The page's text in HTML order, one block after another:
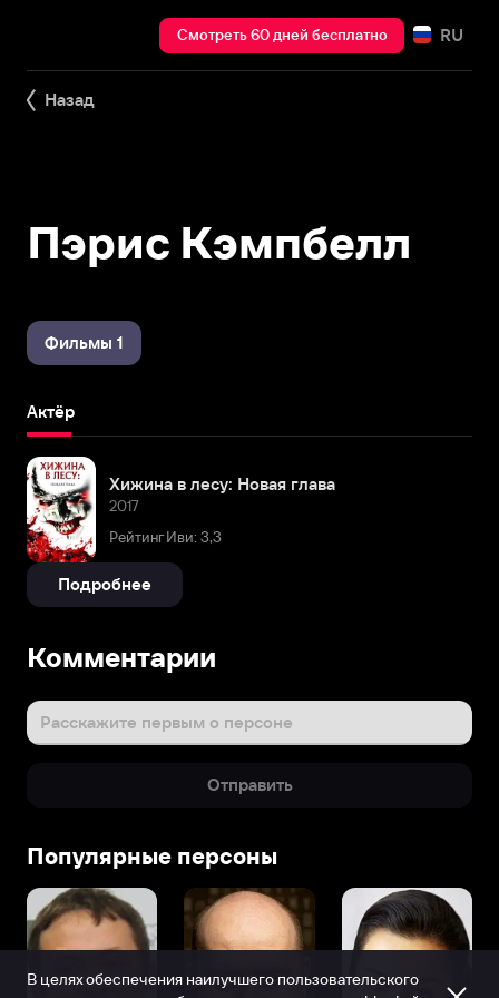
Смотреть 60 дней бесплатно RU
Назад
Пэрис Кэмпбелл
Фильмы 1
Актёр
Хижина в лесу: Новая глава
2017
Рейтинг Иви: 3,3
Подробнее
Комментарии
Расскажите первым о персоне
Отправить
Популярные персоны
В целях обеспечения наилучшего пользовательского